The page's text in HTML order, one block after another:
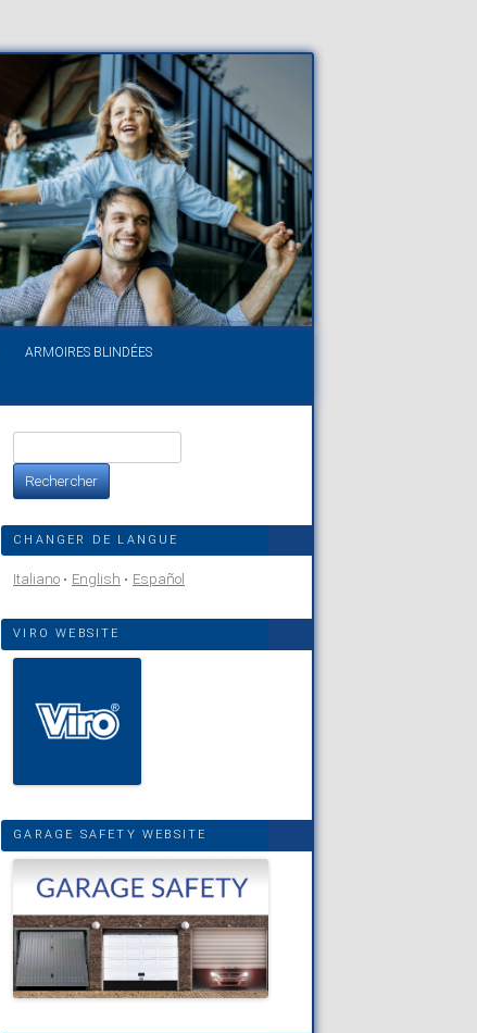
ARMOIRES BLINDÉES
CHANGER DE LANGUE
Italiano English Español
VIRO WEBSITE
GARAGE SAFETY WEBSITE